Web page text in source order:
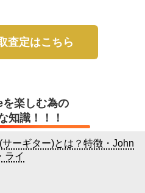
査定はこちら
楽しむ為の
知識！！！
サーギター)とは？特徴・John
ライ